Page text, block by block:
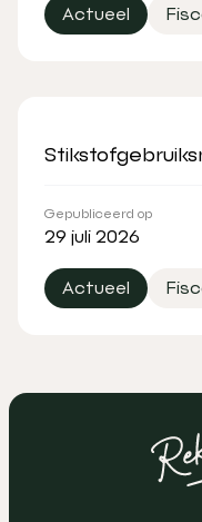
Actueel
Gepubliceerd op
29 juli 2026
Actueel